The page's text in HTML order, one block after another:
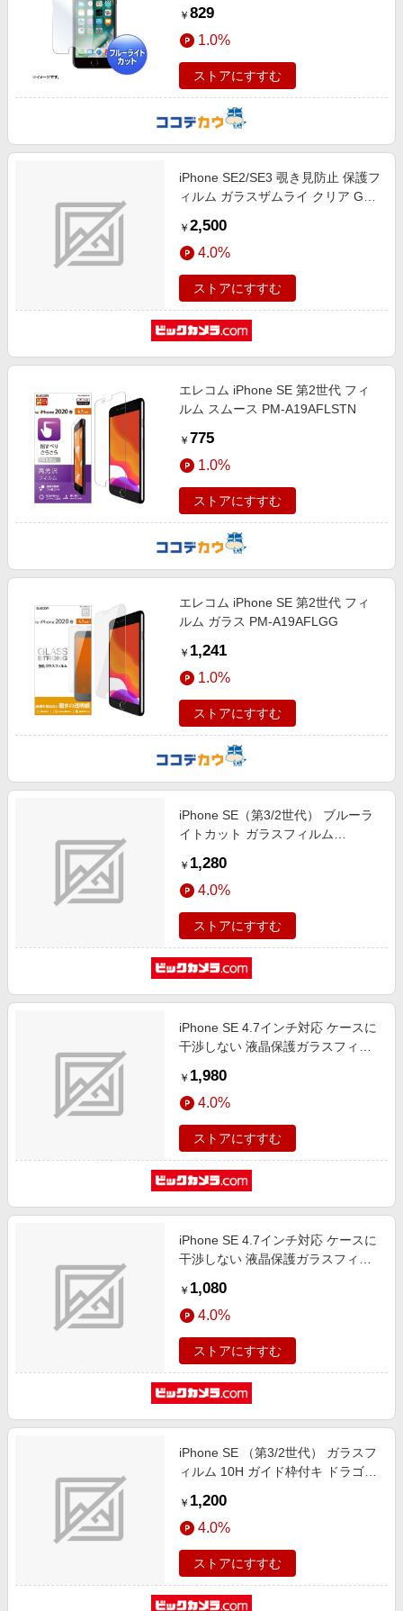
止光沢フィルム PDA-FIP63BC
￥ 829
1.0%
ストアにすすむ
iPhone SE2/SE3 覗き見防止 保護フ
ィルム ガラスザムライ クリア GZ-
￥ 2,500
4.0%
ストアにすすむ
エレコム iPhone SE 第2世代 フィ
ルム スムース PM-A19AFLSTN
￥ 775
1.0%
ストアにすすむ
エレコム iPhone SE 第2世代 フィ
ルム ガラス PM-A19AFLGG
￥ 1,241
1.0%
ストアにすすむ
iPhone SE（第3/2世代） ブルーラ
イトカット ガラスフィルム
￥ 1,280
4.0%
ストアにすすむ
iPhone SE 4.7インチ対応 ケースに
干渉しない 液晶保護ガラスフィル
￥ 1,980
4.0%
ストアにすすむ
iPhone SE 4.7インチ対応 ケースに
干渉しない 液晶保護ガラスフィル
￥ 1,080
4.0%
ストアにすすむ
iPhone SE （第3/2世代） ガラスフ
ィルム 10H ガイド枠付キ ドラゴン
￥ 1,200
4.0%
ストアにすすむ